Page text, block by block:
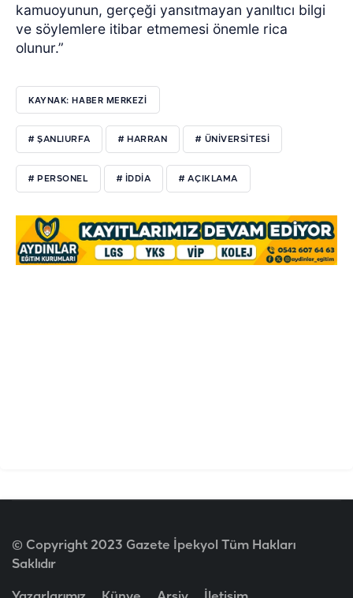
kamuoyunun, gerçeği yansıtmayan yanıltıcı bilgi
ve söylemlere itibar etmemesi önemle rica
olunur.”
KAYNAK: HABER MERKEZİ
# ŞANLIURFA # HARRAN # ÜNİVERSİTESİ
# PERSONEL # İDDİA # AÇIKLAMA
© Copyright 2023 Gazete İpekyol Tüm Hakları
Saklıdır